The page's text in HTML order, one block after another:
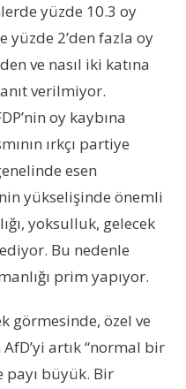
yüzde 10.3 oy
yüzde 2’den fazla oy
ve nasıl iki katına
verilmiyor.
oy kaybına
ırkçı partiye
esen
yükselişinde önemli
yoksulluk, gelecek
Bu nedenle
prim yapıyor.
görmesinde, özel ve
artık “normal bir
büyük. Bir